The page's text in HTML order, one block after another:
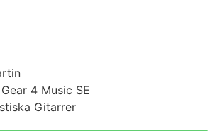
4 Music SE
Gitarrer